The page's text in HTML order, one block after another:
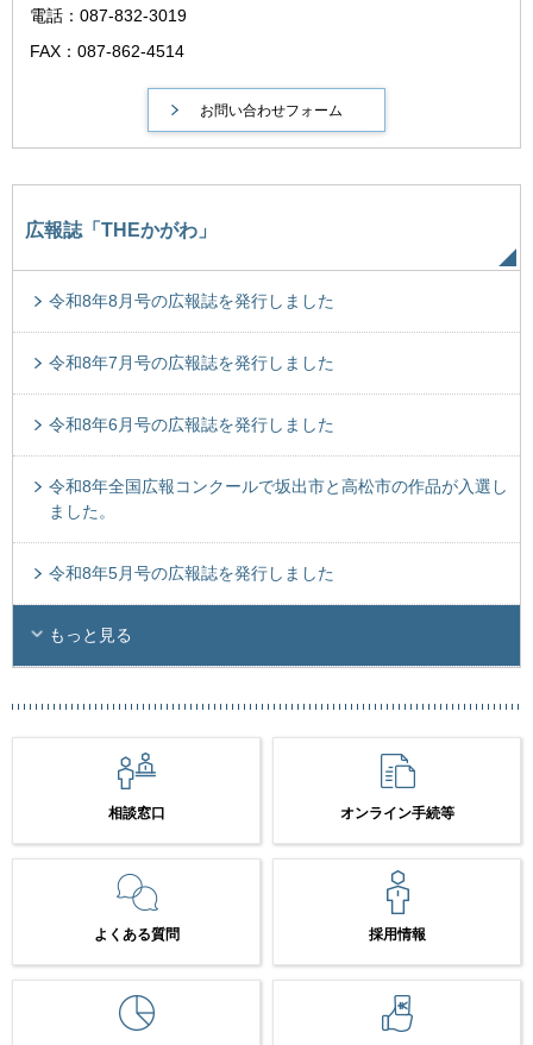
電話：087-832-3019
FAX：087-862-4514
広報誌「THEかがわ」
令和8年8月号の広報誌を発行しました
令和8年7月号の広報誌を発行しました
令和8年6月号の広報誌を発行しました
令和8年全国広報コンクールで坂出市と高松市の作品が入選し
ました。
令和8年5月号の広報誌を発行しました
もっと見る
相談窓口 オンライン手続等
よくある質問 採用情報